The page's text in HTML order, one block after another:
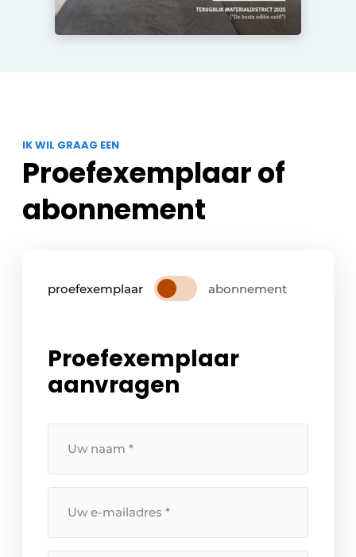
IK WIL GRAAG EEN
Proefexemplaar of
abonnement
proefexemplaar abonnement
Proefexemplaar
aanvragen
naam*
mailadres*